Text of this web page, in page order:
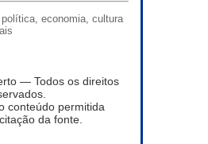
economia, cultura
— Todos os direitos
conteúdo permitida
da fonte.